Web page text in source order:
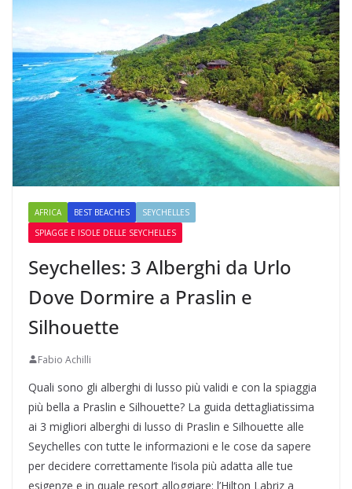
AFRICA BEST BEACHES
SEYCHELLES
SPIAGGE E ISOLE DELLE SEYCHELLES
Seychelles: 3 Alberghi da Urlo
Dove Dormire a Praslin e
Silhouette
Fabio Achilli
Quali sono gli alberghi di lusso più validi e con la spiaggia
più bella a Praslin e Silhouette? La guida dettagliatissima
ai 3 migliori alberghi di lusso di Praslin e Silhouette alle
Seychelles con tutte le informazioni e le cose da sapere
per decidere correttamente l’isola più adatta alle tue
esigenze e in quale resort alloggiare: l’Hilton Labriz a